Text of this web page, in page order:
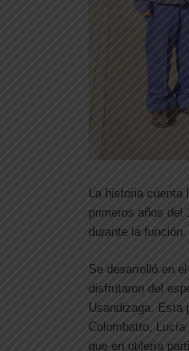
La historia cuenta
primeros años del
durante la función.
Se desarrolló en
disfrutaron del
Usandizaga. Esta
Colombatto,
que en utilería